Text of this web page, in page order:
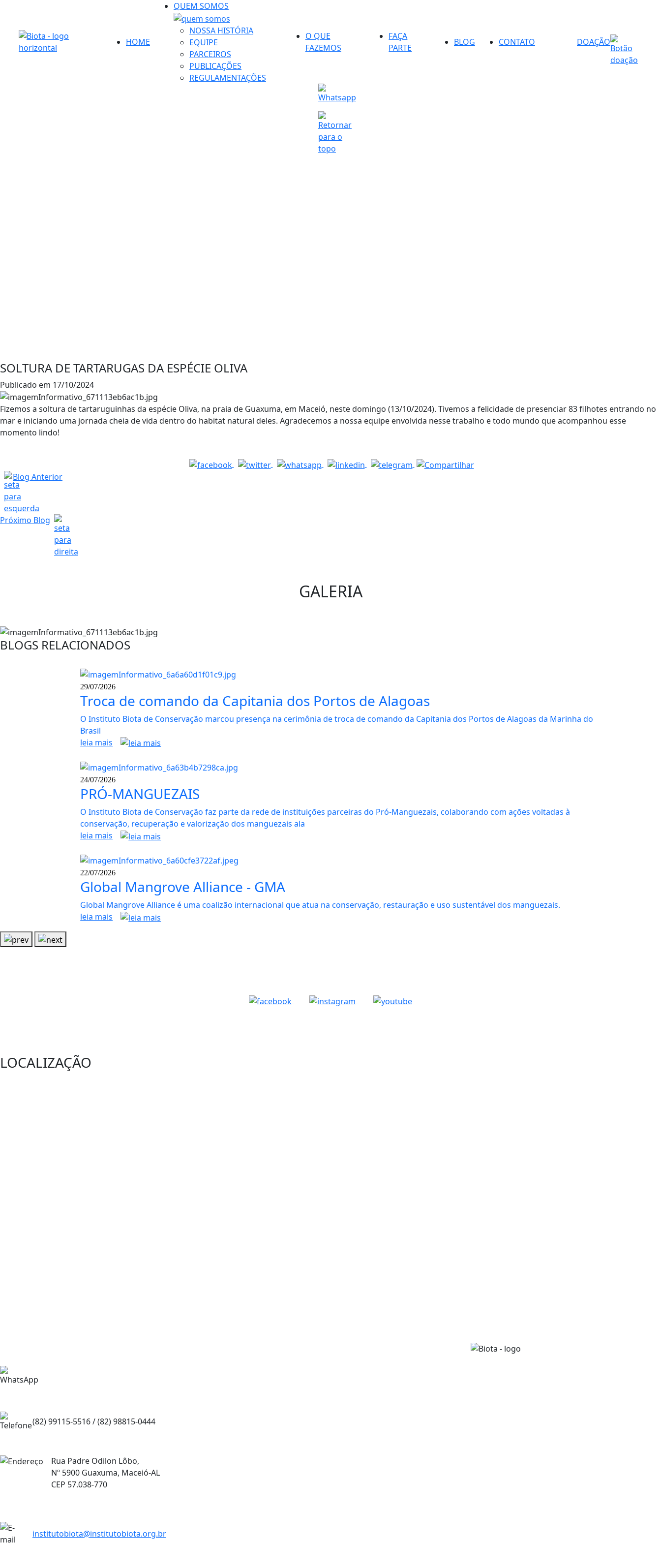
HOME
QUEM SOMOS
NOSSA HISTÓRIA
EQUIPE
PARCEIROS
PUBLICAÇÕES
REGULAMENTAÇÕES
O QUE
FAZEMOS
FAÇA
PARTE
BLOG CONTATO DOAÇÃO
SOLTURA DE TARTARUGAS DA ESPÉCIE OLIVA
Publicado em 17/10/2024
Fizemos a soltura de tartaruguinhas da espécie Oliva, na praia de Guaxuma, em Maceió, neste domingo (13/10/2024). Tivemos a felicidade de presenciar 83 filhotes entrando no
mar e iniciando uma jornada cheia de vida dentro do habitat natural deles. Agradecemos a nossa equipe envolvida nesse trabalho e todo mundo que acompanhou esse
momento lindo!
Blog Anterior
Próximo Blog
GALERIA
BLOGS RELACIONADOS
29/07/2026
Troca de comando da Capitania dos Portos de Alagoas
O Instituto Biota de Conservação marcou presença na cerimônia de troca de comando da Capitania dos Portos de Alagoas da Marinha do
Brasil
leia mais
24/07/2026
PRÓ-MANGUEZAIS
O Instituto Biota de Conservação faz parte da rede de instituições parceiras do Pró-Manguezais, colaborando com ações voltadas à
conservação, recuperação e valorização dos manguezais ala
leia mais
22/07/2026
Global Mangrove Alliance - GMA
Global Mangrove Alliance é uma coalizão internacional que atua na conservação, restauração e uso sustentável dos manguezais.
leia mais
LOCALIZAÇÃO
(82) 99115-5516 /(82) 98815-0444
Rua Padre Odilon Lôbo,
Nº 5900 Guaxuma, Maceió-AL
CEP 57.038-770
institutobiota@institutobiota.org.br